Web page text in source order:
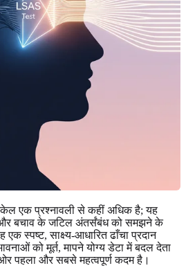
एक प्रश्नावली से कहीं अधिक है; यह
बचाव के जटिल अंतर्संबंध को समझने के
स्पष्ट, साक्ष्य-आधारित ढाँचा प्रदान
को मूर्त, मापने योग्य डेटा में बदल देता
पहला और सबसे महत्वपूर्ण कदम है।